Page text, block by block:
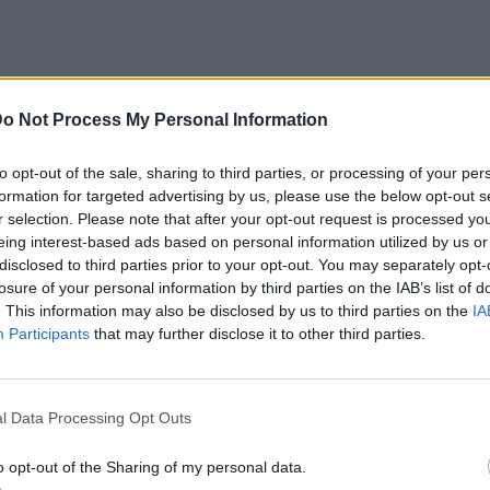
Not Process My Personal Information
opt-out of the sale, sharing to third parties, or processing of your
for targeted advertising by us, please use the below opt-out
selection. Please note that after your opt-out request is processed
interest-based ads based on personal information utilized by us
to third parties prior to your opt-out. You may separately
of your personal information by third parties on the IAB’s list of
This information may also be disclosed by us to third parties on the
Participants that may further disclose it to other third parties.
Data Processing Opt Outs
opt-out of the Sharing of my personal data.
ότιο σύντροφός της ήταν «ο ένας
ή τέσσερις μήνες της σχέσης μας.
αγωνίζομαι στο French Open το 2021. Το
την αρχή μιας σχέσης είναι πολύ
πολλές ξεχωριστές στιγμές»,
που πέρασαν μαζί στην Κρήτη,
πόσο σημαντικός ήταν για εκείνη.